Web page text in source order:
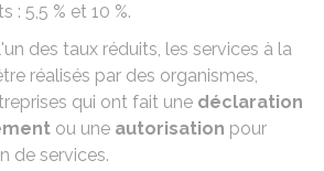
: 5,5 % et 10 %.
des taux réduits, les services à la
réalisés par des organismes,
qui ont fait une déclaration
ou une autorisation pour
de services.